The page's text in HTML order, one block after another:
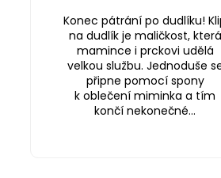
Konec pátrání po dudlíku!
na dudlík je maličkost, která
mamince i prckovi udělá
velkou službu. Jednoduše
připne pomocí spony
k oblečení miminka a tím
končí nekonečné...